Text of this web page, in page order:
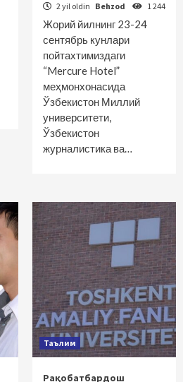
2 yil oldin Behzod 1 244
Жорий йилнинг 23-24
сентябрь кунлари
пойтахтимиздаги
“Mercure Hotel”
меҳмонхонасида
Ўзбекистон Миллий
университети,
Ўзбекистон
журналистика ва…
Таълим
Рақобатбардош